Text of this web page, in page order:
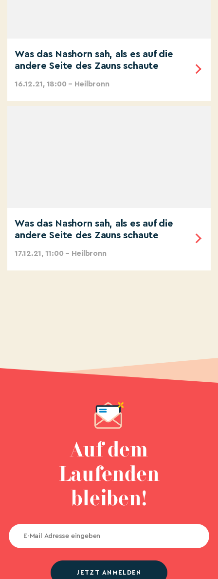
Was das Nashorn sah, als es auf die
andere Seite des Zauns schaute
16.12.21, 18:00 – Heilbronn
Was das Nashorn sah, als es auf die
andere Seite des Zauns schaute
17.12.21, 11:00 – Heilbronn
Auf dem
Laufenden
bleiben!
JETZT ANMELDEN